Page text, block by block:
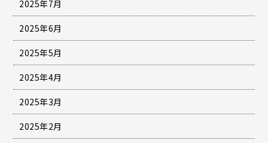
2025年7月
2025年6月
2025年5月
2025年4月
2025年3月
2025年2月